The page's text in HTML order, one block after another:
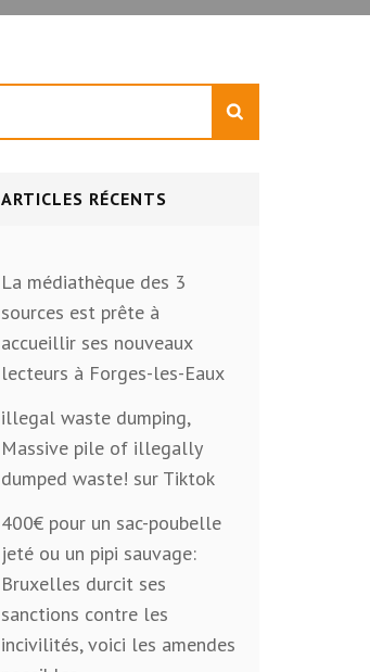
ARTICLES RÉCENTS
La médiathèque des 3
sources est prête à
accueillir ses nouveaux
lecteurs à Forges-les-Eaux
illegal waste dumping,
Massive pile of illegally
dumped waste! sur Tiktok
400€ pour un sac-poubelle
jeté ou un pipi sauvage:
Bruxelles durcit ses
sanctions contre les
incivilités, voici les amendes